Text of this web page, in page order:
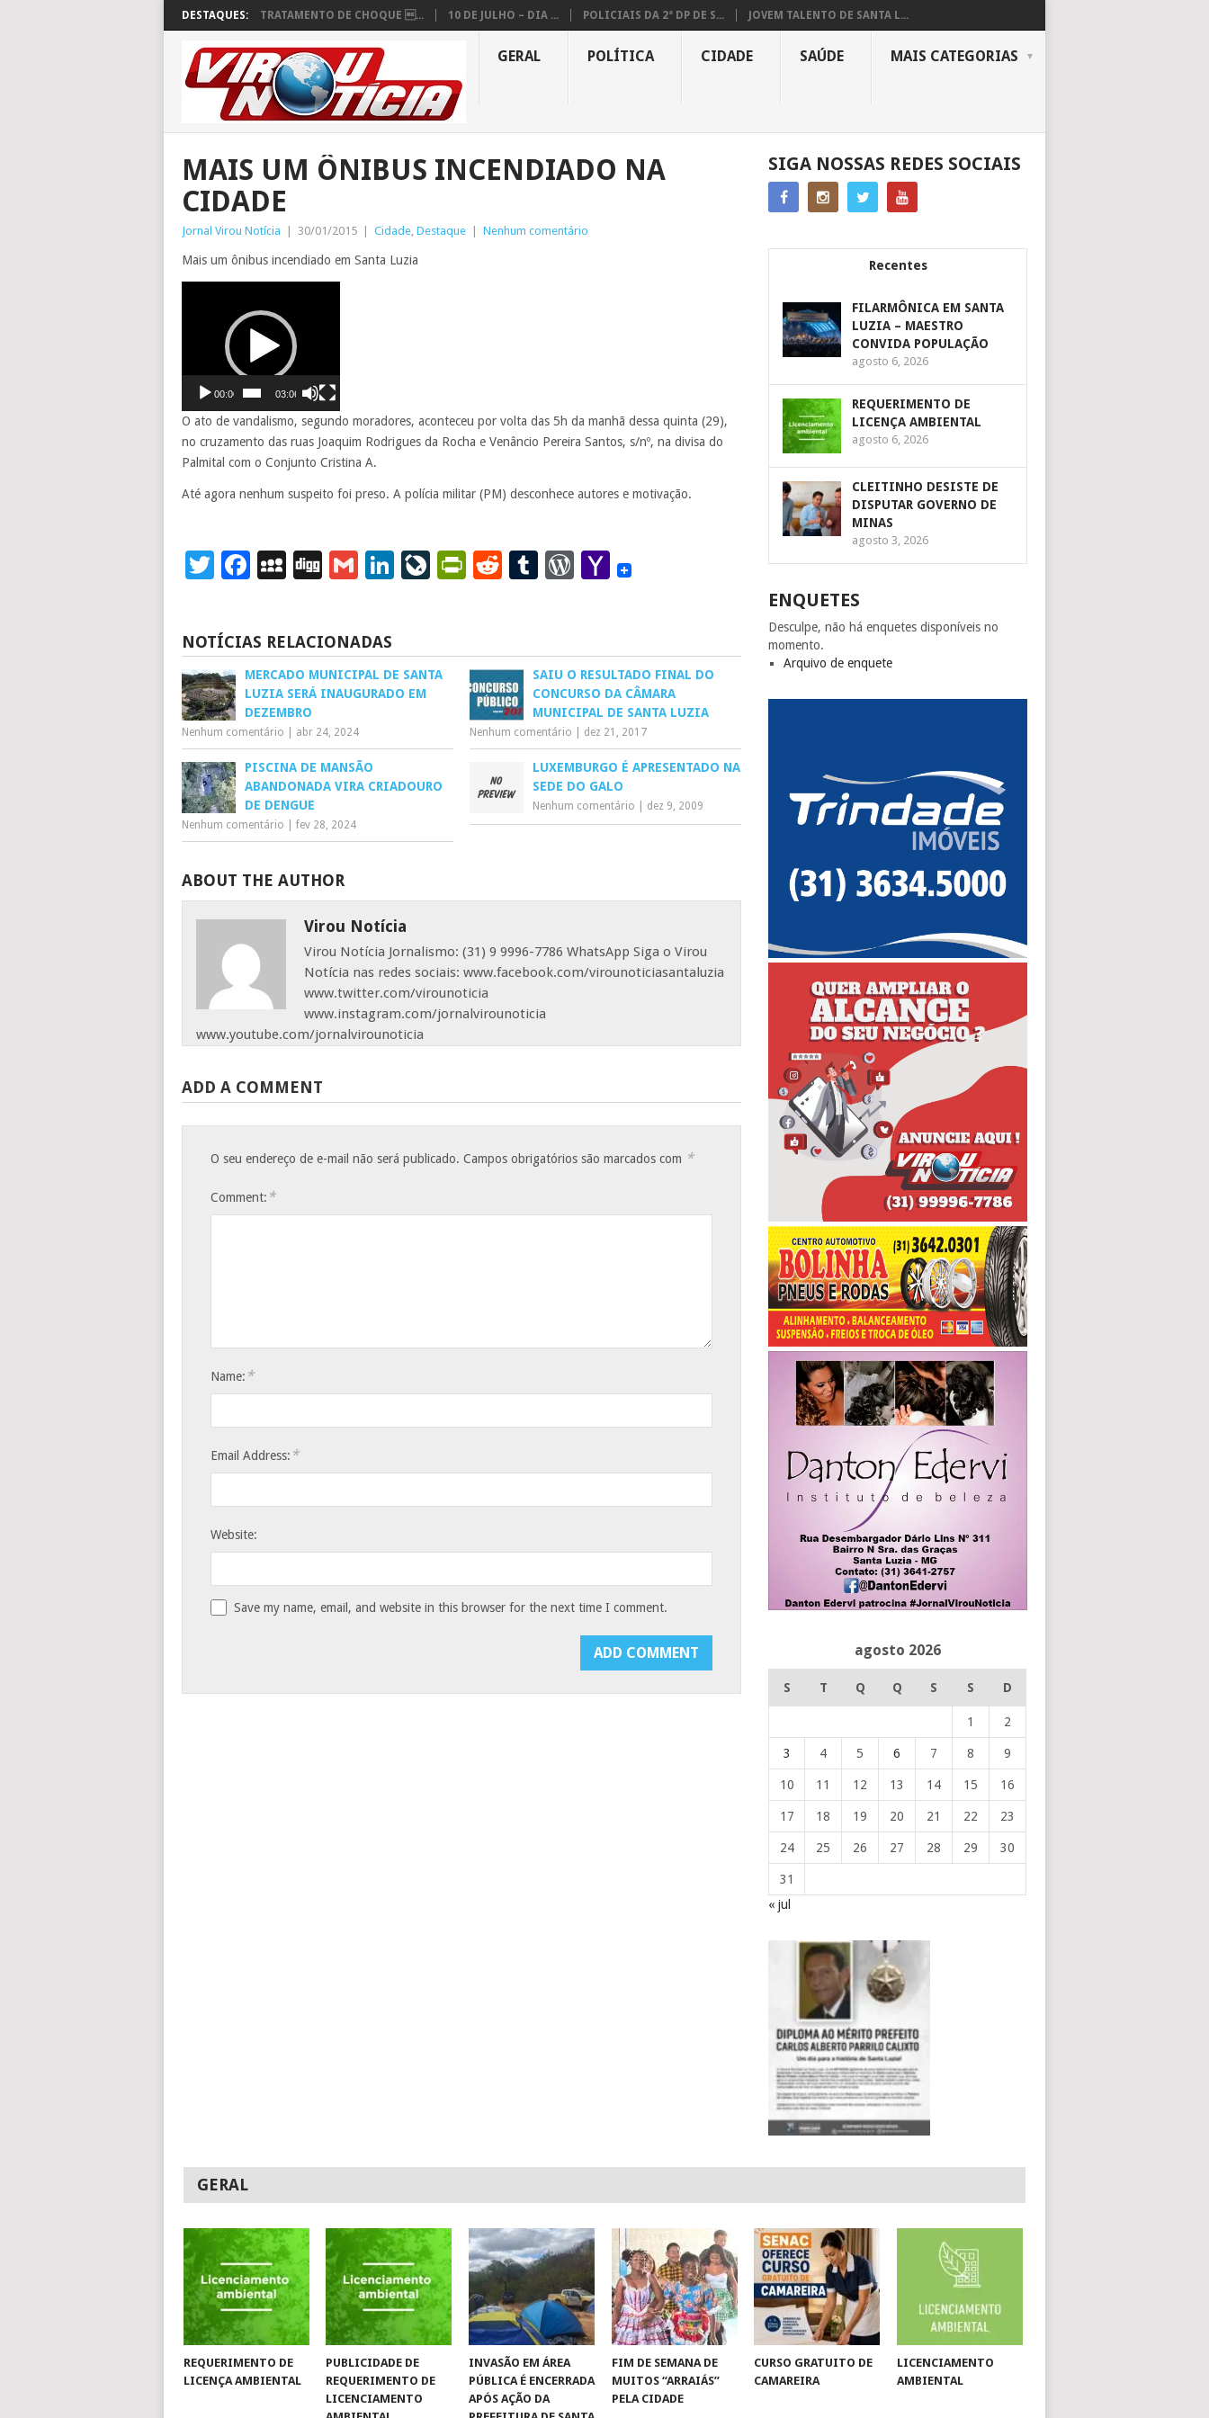
DESTAQUES: TRATAMENTO DE CHOQUE ... 10 DE JULHO – DIA ... POLICIAIS DA 2ª DP DE S... JOVEM TALENTO DE SANTA L...
GERAL POLÍTICA CIDADE SAÚDE MAIS CATEGORIAS
MAIS UM ÔNIBUS INCENDIADO NA
CIDADE
Jornal Virou Notícia 30/01/2015 Cidade, Destaque Nenhum comentário
Mais um ônibus incendiado em Santa Luzia
00:00 03:06
O ato de vandalismo, segundo moradores, aconteceu por volta das 5h da manhã dessa quinta (29),
no cruzamento das ruas Joaquim Rodrigues da Rocha e Venâncio Pereira Santos, s/nº, na divisa do
Palmital com o Conjunto Cristina A.
Até agora nenhum suspeito foi preso. A polícia militar (PM) desconhece autores e motivação.
Twitter
Facebook
MySpace
DiggGmailLinkedIn
LiveJournal
PrintFriendly
RedditTumblr
WordPress
Yahoo
NOTÍCIAS RELACIONADAS
MERCADO MUNICIPAL DE SANTA
LUZIA SERÁ INAUGURADO EM
DEZEMBRO
Nenhum comentário abr 24, 2024
SAIU O RESULTADO FINAL DO
CONCURSO DA CÂMARA
MUNICIPAL DE SANTA LUZIA
Nenhum comentário dez 21, 2017
PISCINA DE MANSÃO
ABANDONADA VIRA CRIADOURO
DE DENGUE
Nenhum comentário fev 28, 2024
LUXEMBURGO É APRESENTADO NA
SEDE DO GALO
Nenhum comentário dez 9, 2009
ABOUT THE AUTHOR
Virou Notícia
Virou Notícia Jornalismo: (31) 9 9996-7786 WhatsApp Siga o Virou
Notícia nas redes sociais: www.facebook.com/virounoticiasantaluzia
www.twitter.com/virounoticia
www.instagram.com/jornalvirounoticia
www.youtube.com/jornalvirounoticia
ADD A COMMENT
O seu endereço de e-mail não será publicado. Campos obrigatórios são marcados com *
Comment: *
Name: *
Email Address: *
Website:
Save my name, email, and website in this browser for the next time I comment.
SIGA NOSSAS REDES SOCIAIS
Recentes
FILARMÔNICA EM SANTA
LUZIA – MAESTRO
CONVIDA POPULAÇÃO
agosto 6, 2026
REQUERIMENTO DE
LICENÇA AMBIENTAL
agosto 6, 2026
CLEITINHO DESISTE DE
DISPUTAR GOVERNO DE
MINAS
agosto 3, 2026
ENQUETES
Desculpe, não há enquetes disponíveis no
momento.
Arquivo de enquete
agosto 2026
S T Q Q S S D
1 2
3 4 5 6 7 8 9
10 11 12 13 14 15 16
17 18 19 20 21 22 23
24 25 26 27 28 29 30
31
« jul
GERAL
REQUERIMENTO DE
LICENÇA AMBIENTAL
PUBLICIDADE DE
REQUERIMENTO DE
LICENCIAMENTO
INVASÃO EM ÁREA
PÚBLICA É ENCERRADA
APÓS AÇÃO DA
FIM DE SEMANA DE
MUITOS “ARRAIÁS”
PELA CIDADE
CURSO GRATUITO DE
CAMAREIRA
LICENCIAMENTO
AMBIENTAL